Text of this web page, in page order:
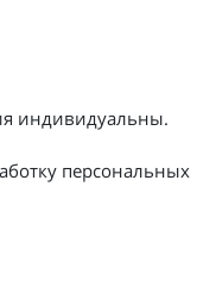
индивидуальны.
персональных